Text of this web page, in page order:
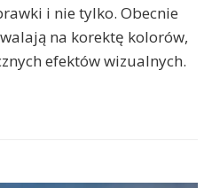
i nie tylko. Obecnie
na korektę kolorów,
efektów wizualnych.